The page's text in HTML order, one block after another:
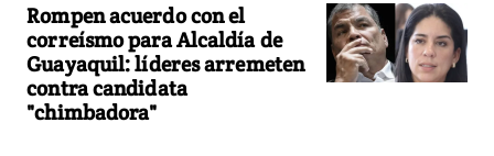
Rompen acuerdo con el
correísmo para Alcaldía de
Guayaquil: líderes arremeten
contra candidata
"chimbadora"